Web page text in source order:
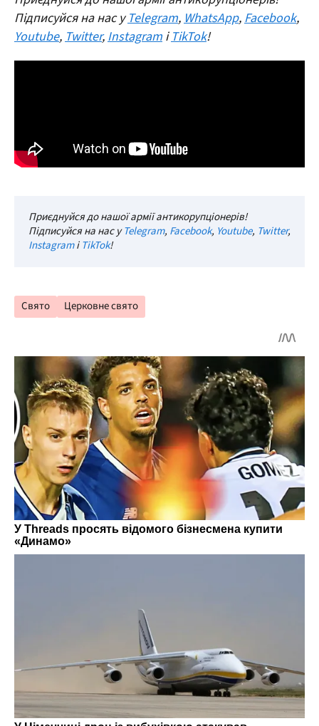
Підписуйся на нас уTelegram,WhatsApp,Facebook,
Youtube,Twitter,Instagram іTikTok!
Приєднуйся до нашої армії антикорупціонерів!
Підписуйся на нас уTelegram, Facebook, Youtube, Twitter,
InstagramіTikTok!
Свято Церковне свято